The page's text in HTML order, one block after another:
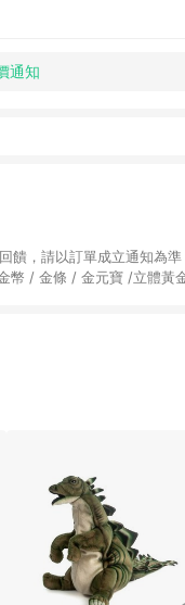
通知
立通知為準 1. 請注意以下品類商品
幣 / 金條 / 金元寶 /立體黃
店」及顯示商店名稱者(指